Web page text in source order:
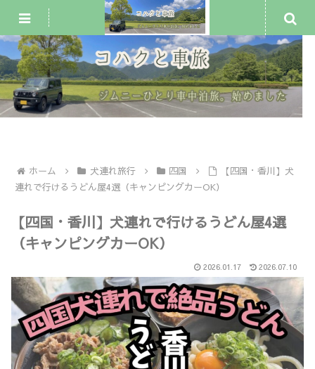
ジムニー車中泊・一人旅 犬連れ旅行 車中泊スポット
ホーム 犬連れ旅行 四国
【四国・香川】犬
連れで行けるうどん屋4選（キャンピングカーOK）
【四国・香川】犬連れで行けるうどん屋4選
（キャンピングカーOK）
2026.01.17 2026.07.10